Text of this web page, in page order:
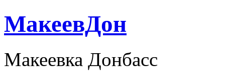
МакеевДон
Макеевка Донбасс